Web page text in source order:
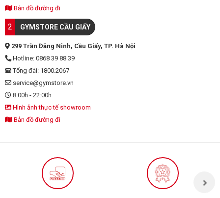
Bản đồ đường đi
2 GYMSTORE CẦU GIẤY
299 Trần Đăng Ninh, Cầu Giấy, TP. Hà Nội
Hotline: 0868 39 88 39
Tổng đài: 1800.2067
service@gymstore.vn
8:00h - 22:00h
Hình ảnh thực tế showroom
Bản đồ đường đi